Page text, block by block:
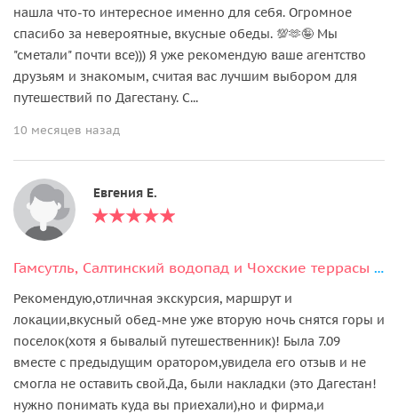
нашла что-то интересное именно для себя. Огромное
спасибо за невероятные, вкусные обеды. 💯🫶🤪 Мы
"сметали" почти все))) Я уже рекомендую ваше агентство
друзьям и знакомым, считая вас лучшим выбором для
путешествий по Дагестану. С...
10 месяцев назад
Евгения Е.
Гамсутль, Салтинский водопад и Чохские террасы в мини-группе
Рекомендую,отличная экскурсия, маршрут и
локации,вкусный обед-мне уже вторую ночь снятся горы и
поселок(хотя я бывалый путешественник)! Была 7.09
вместе с предыдущим оратором,увидела его отзыв и не
смогла не оставить свой.Да, были накладки (это Дагестан!
нужно понимать куда вы приехали),но и фирма,и